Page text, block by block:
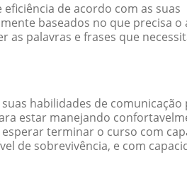
de acordo com as suas
baseados no que precisa o
as palavras e frases que
habilidades de comunicação
estar manejando
terminar o curso com
de sobrevivência, e com